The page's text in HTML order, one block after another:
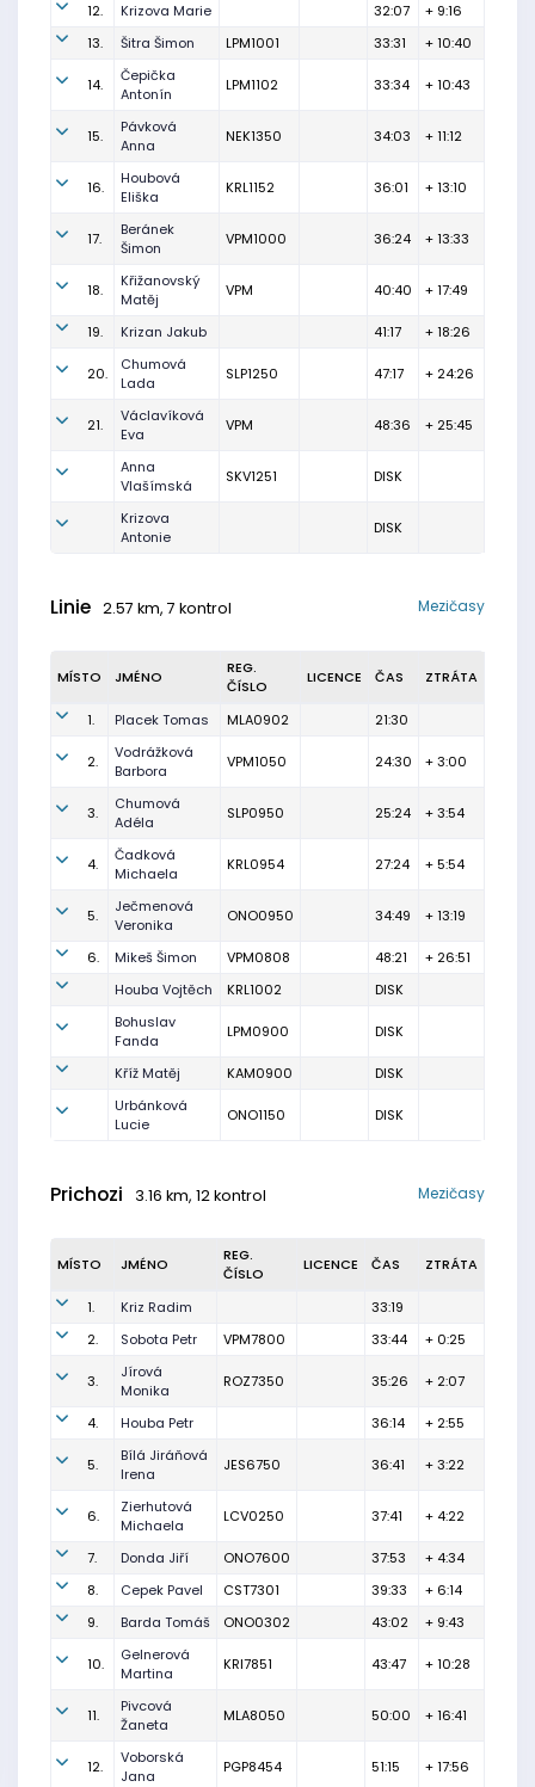
12.
Krizova Marie 32:07
+ 9:16
13.
Šitra Šimon LPM1001 33:31 + 10:40
14.
Čepička
Antonín
LPM1102 33:34 + 10:43
15.
Pávková
Anna
NEK1350 34:03 + 11:12
16.
Houbová
Eliška
KRL1152 36:01 + 13:10
17.
Beránek
Šimon
VPM1000 36:24 + 13:33
18.
Křižanovský
Matěj
VPM 40:40 + 17:49
19. Krizan Jakub 41:17 + 18:26
20.
Chumová
Lada
SLP1250 47:17 + 24:26
21.
Václavíková
Eva
VPM 48:36 + 25:45
Anna
Vlašímská
SKV1251 DISK
Krizova
Antonie
DISK
Linie 2.57 km, 7 kontrol Mezičasy
MÍSTO JMÉNO
REG.
ČÍSLO
LICENCE ČAS ZTRÁTA
1. Placek Tomas MLA0902 21:30
2.
Vodrážková
Barbora
VPM1050 24:30 + 3:00
3.
Chumová
Adéla
SLP0950 25:24 + 3:54
4.
Čadková
Michaela
KRL0954 27:24 + 5:54
5.
Ječmenová
Veronika
ONO0950 34:49 + 13:19
6. Mikeš Šimon VPM0808 48:21
+ 26:51
Houba Vojtěch
KRL1002
DISK
Bohuslav
Fanda
LPM0900 DISK
Kříž Matěj KAM0900
DISK
Urbánková
Lucie
ONO1150 DISK
Prichozi 3.16 km, 12 kontrol Mezičasy
MÍSTO JMÉNO
REG.
ČÍSLO
LICENCE ČAS ZTRÁTA
1. Kriz Radim
33:19
2.
Sobota Petr VPM7800 33:44 + 0:25
3.
Jírová
Monika
ROZ7350 35:26 + 2:07
4. Houba Petr 36:14 + 2:55
5.
Bílá Jiráňová
Irena
JES6750 36:41 + 3:22
6.
Zierhutová
Michaela
LCV0250 37:41 + 4:22
7. Donda Jiří ONO7600 37:53
+ 4:34
8.
Cepek Pavel CST7301 39:33
+ 6:14
9.
Barda Tomáš ONO0302 43:02 + 9:43
10.
Gelnerová
Martina
KRl7851 43:47 + 10:28
11.
Pivcová
Žaneta
MLA8050 50:00 + 16:41
12.
Voborská
Jana
PGP8454 51:15 + 17:56